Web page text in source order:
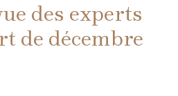
des experts
de décembre